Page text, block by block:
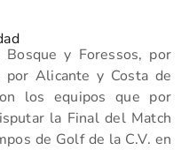
y Foressos, por
por Alicante y Costa de
los equipos que por
la Final del Match
de Golf de la C.V. en